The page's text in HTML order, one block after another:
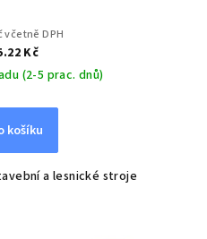
včetně DPH
Kč
(2-5 prac. dnů)
košíku
a lesnické stroje